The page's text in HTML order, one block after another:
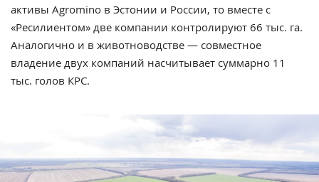
активы Agromino в Эстонии и России, то вместе с
«Ресилиентом» две компании контролируют 66 тыс. га.
Аналогично и в животноводстве — совместное
владение двух компаний насчитывает суммарно 11
тыс. голов КРС.